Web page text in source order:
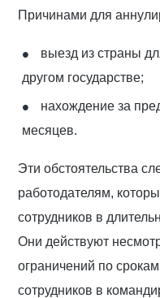
Причинами для
выезд из страны
другом государстве;
нахождение за
месяцев.
Эти обстоятельства
работодателям,
сотрудников в
Они действуют
ограничений по
сотрудников в